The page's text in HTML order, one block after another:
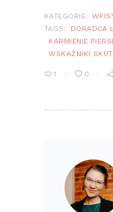
KATEGORIE:
TAGS:
DORADCA
KARMIENIE
WSKAŹNIKI
1 0